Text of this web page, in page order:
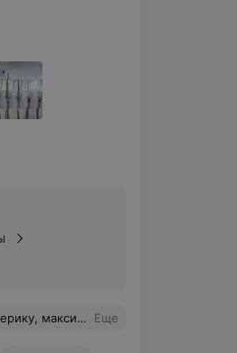
Через неделю идём еще один лечить. Спасибо!!! Еще